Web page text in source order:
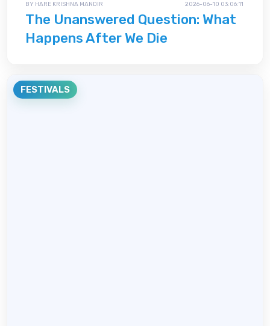
BY HARE KRISHNA MANDIR 2026-06-10 03:06:11
The Unanswered Question: What
Happens After We Die
FESTIVALS